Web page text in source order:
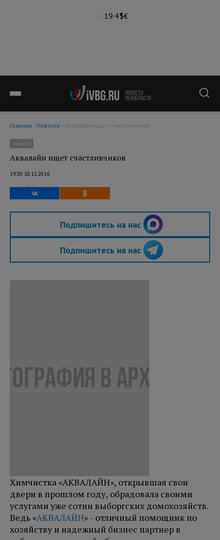
19.4°$€
Главная / Новости / Аквалайн ищет счастливчиков
Новости
Аквалайн ищет счастливчиков
19:30 10.11.2016
Подпишитесь на нас
Подпишитесь на нас
Химчистка «АКВАЛАЙН», открывшая свои
двери в прошлом году, обрадовала своими
услугами уже сотни выборгских домохозяйств.
Ведь «АКВАЛАЙН» - отличный помощник по
хозяйству и надежный бизнес партнер в